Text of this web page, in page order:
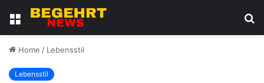
Menu
Home / Lebensstil
Lebensstil